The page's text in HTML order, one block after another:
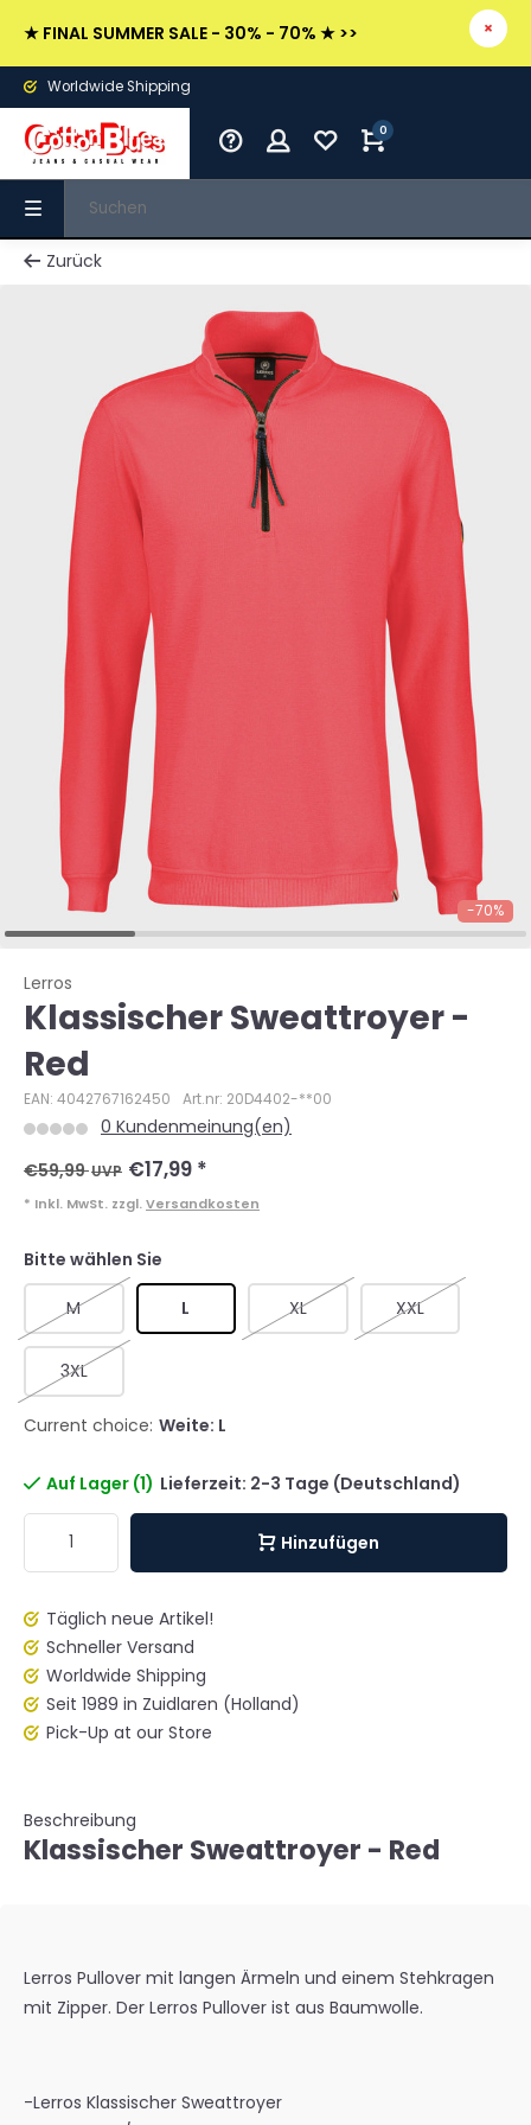
★ FINAL SUMMER SALE - 30% - 70% ★ >>
Worldwide Shipping
0
Zurück
-70%
Lerros
Klassischer Sweattroyer -
Red
EAN: 4042767162450 Art.nr: 20D4402-**00
0 Kundenmeinung(en)
€59,99UVP €17,99 *
* Inkl. MwSt. zzgl. Versandkosten
Bitte wählen Sie
M L XL XXL
3XL
Current choice: Weite: L
Auf Lager (1) Lieferzeit: 2-3 Tage (Deutschland)
Hinzufügen
Täglich neue Artikel!
Schneller Versand
Worldwide Shipping
Seit 1989 in Zuidlaren (Holland)
Pick-Up at our Store
Beschreibung
Klassischer Sweattroyer - Red
Lerros Pullover mit langen Ärmeln und einem Stehkragen
mit Zipper. Der Lerros Pullover ist aus Baumwolle.
-Lerros Klassischer Sweattroyer